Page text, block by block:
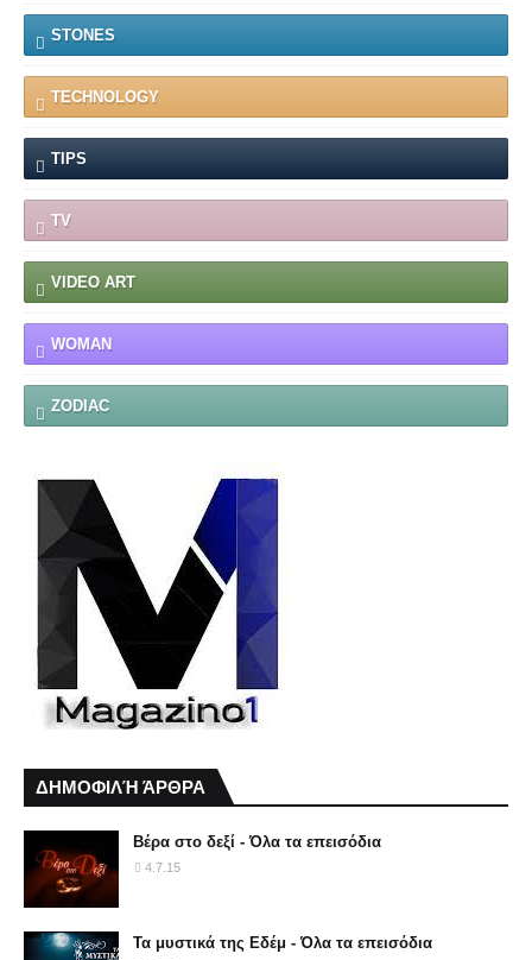
STONES
TECHNOLOGY
TIPS
TV
VIDEO ART
WOMAN
ZODIAC
ΔΗΜΟΦΙΛΉ ΆΡΘΡΑ
Βέρα στο δεξί - Όλα τα επεισόδια
4.7.15
Τα μυστικά της Εδέμ - Όλα τα επεισόδια